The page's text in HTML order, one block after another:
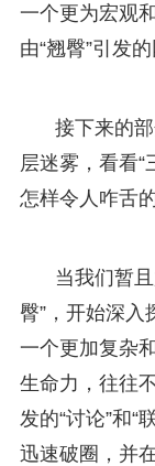
一个更为宏观
由“翘臀”引发的
接下来的
层迷雾，看看
怎样令人咋舌
当我们暂
臀”，开始深入
一个更加复杂
生命力，往往
发的“讨论”和“
迅速破圈，并